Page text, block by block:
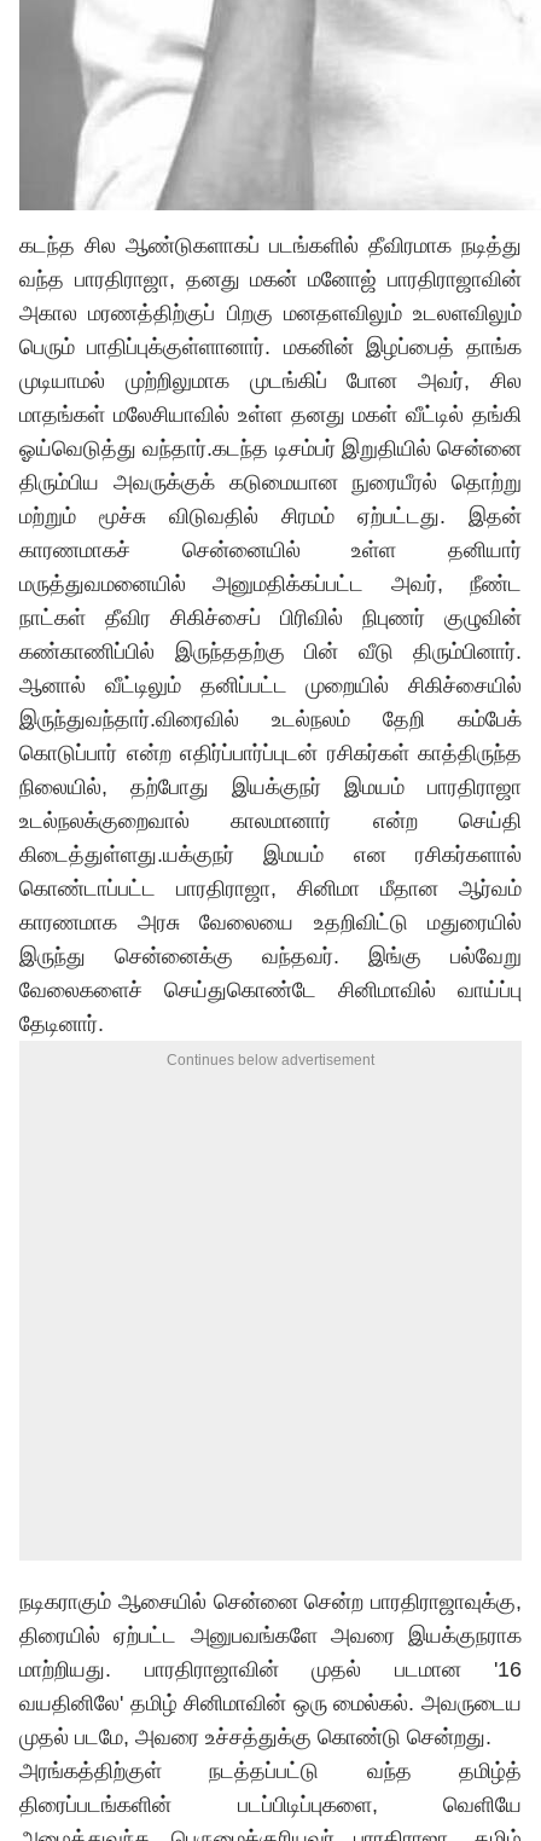
கடந்த சில ஆண்டுகளாகப் படங்களில் தீவிரமாக நடித்து
வந்த பாரதிராஜா, தனது மகன் மனோஜ் பாரதிராஜாவின்
அகால மரணத்திற்குப் பிறகு மனதளவிலும் உடலளவிலும்
பெரும் பாதிப்புக்குள்ளானார். மகனின் இழப்பைத் தாங்க
முடியாமல் முற்றிலுமாக முடங்கிப் போன அவர், சில
மாதங்கள் மலேசியாவில் உள்ள தனது மகள் வீட்டில் தங்கி
ஓய்வெடுத்து வந்தார்.கடந்த டிசம்பர் இறுதியில் சென்னை
திரும்பிய அவருக்குக் கடுமையான நுரையீரல் தொற்று
மற்றும் மூச்சு விடுவதில் சிரமம் ஏற்பட்டது. இதன்
காரணமாகச் சென்னையில் உள்ள தனியார்
மருத்துவமனையில் அனுமதிக்கப்பட்ட அவர், நீண்ட
நாட்கள் தீவிர சிகிச்சைப் பிரிவில் நிபுணர் குழுவின்
கண்காணிப்பில் இருந்ததற்கு பின் வீடு திரும்பினார்.
ஆனால் வீட்டிலும் தனிப்பட்ட முறையில் சிகிச்சையில்
இருந்துவந்தார்.விரைவில் உடல்நலம் தேறி கம்பேக்
கொடுப்பார் என்ற எதிர்ப்பார்ப்புடன் ரசிகர்கள் காத்திருந்த
நிலையில், தற்போது இயக்குநர் இமயம் பாரதிராஜா
உடல்நலக்குறைவால் காலமானார் என்ற செய்தி
கிடைத்துள்ளது.யக்குநர் இமயம் என ரசிகர்களால்
கொண்டாப்பட்ட பாரதிராஜா, சினிமா மீதான ஆர்வம்
காரணமாக அரசு வேலையை உதறிவிட்டு மதுரையில்
இருந்து சென்னைக்கு வந்தவர். இங்கு பல்வேறு
வேலைகளைச் செய்துகொண்டே சினிமாவில் வாய்ப்பு
தேடினார்.
Continues below advertisement
நடிகராகும் ஆசையில் சென்னை சென்ற பாரதிராஜாவுக்கு,
திரையில் ஏற்பட்ட அனுபவங்களே அவரை இயக்குநராக
மாற்றியது. பாரதிராஜாவின் முதல் படமான '16
வயதினிலே' தமிழ் சினிமாவின் ஒரு மைல்கல். அவருடைய
முதல் படமே, அவரை உச்சத்துக்கு கொண்டு சென்றது.
அரங்கத்திற்குள் நடத்தப்பட்டு வந்த தமிழ்த்
திரைப்படங்களின் படப்பிடிப்புகளை, வெளியே